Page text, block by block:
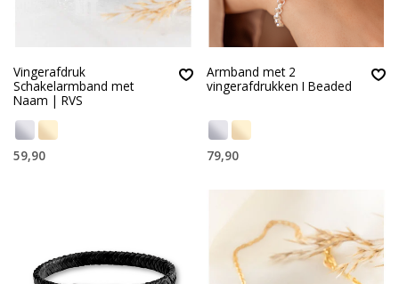
Vingerafdruk
Schakelarmband met
Naam | RVS
59,90
Armband met 2
vingerafdrukken I Beaded
79,90